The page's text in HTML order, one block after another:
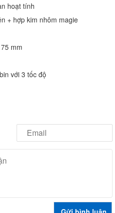
hoạt tính
+ hợp kim nhôm magie
mm
với 3 tốc độ